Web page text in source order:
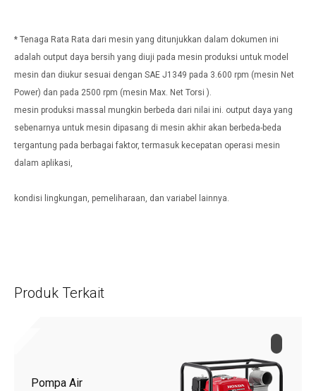
* Tenaga Rata Rata dari mesin yang ditunjukkan dalam dokumen ini
adalah output daya bersih yang diuji pada mesin produksi untuk model
mesin dan diukur sesuai dengan SAE J1349 pada 3.600 rpm (mesin Net
Power) dan pada 2500 rpm (mesin Max. Net Torsi ).
mesin produksi massal mungkin berbeda dari nilai ini. output daya yang
sebenarnya untuk mesin dipasang di mesin akhir akan berbeda-beda
tergantung pada berbagai faktor, termasuk kecepatan operasi mesin
dalam aplikasi,
kondisi lingkungan, pemeliharaan, dan variabel lainnya.
Produk Terkait
Pompa Air